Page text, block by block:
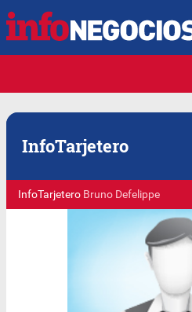
InfoTarjetero
InfoTarjetero Bruno Defelippe